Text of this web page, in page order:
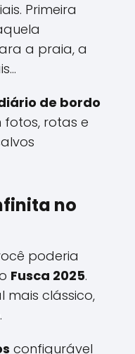
Primeira
a praia, a
de bordo
rotas e
no
poderia
Fusca 2025.
mais clássico,
configurável